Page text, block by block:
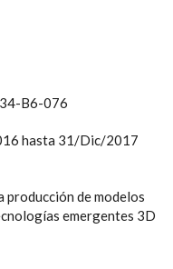
B6-076
hasta 31/Dic/2017
producción de modelos
emergentes 3D